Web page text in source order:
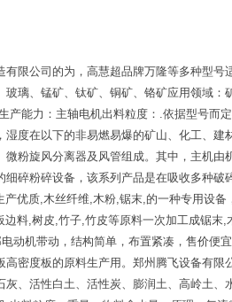
限公司的为，高慧超品牌万隆等多种型
璃、锰矿、钛矿、铜矿、铬矿应用领域
产能力：主轴电机出料粒度：.依据型号而
度在以下的非易燃易爆的矿山、化工、
粉旋风分离器及风管组成。其中，主机由
碎粉碎设备，该系列产品是在吸收多种
优质,木丝纤维,木粉,锯末,的一种专用设
料,树皮,竹子,竹皮等原料一次加工成锯
动机带动，结构简单，布置紧凑，售价
密度板的原料生产用。郑州腾飞设备有限
、活性白土、活性炭、膨润土、高岭土